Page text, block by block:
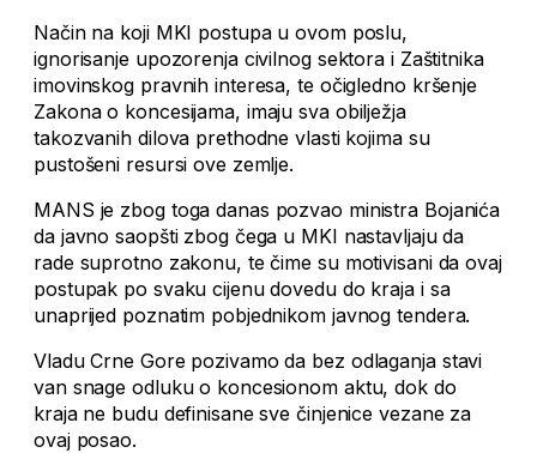
Način na koji MKI postupa u ovom poslu,
ignorisanje upozorenja civilnog sektora i Zaštitnika
imovinskog pravnih interesa, te očigledno kršenje
Zakona o koncesijama, imaju sva obilježja
takozvanih dilova prethodne vlasti kojima su
pustošeni resursi ove zemlje.
MANS je zbog toga danas pozvao ministra Bojanića
da javno saopšti zbog čega u MKI nastavljaju da
rade suprotno zakonu, te čime su motivisani da ovaj
postupak po svaku cijenu dovedu do kraja i sa
unaprijed poznatim pobjednikom javnog tendera.
Vladu Crne Gore pozivamo da bez odlaganja stavi
van snage odluku o koncesionom aktu, dok do
kraja ne budu definisane sve činjenice vezane za
ovaj posao.